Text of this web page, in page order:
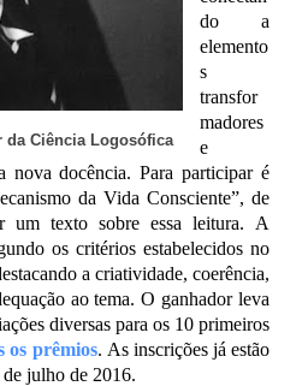
da Ciência Logosófica
do a
elemento
s
transfor
madores
e
nova docência. Para participar é
da Vida Consciente”, de
um texto sobre essa leitura. A
os critérios estabelecidos no
a criatividade, coerência,
ao tema. O ganhador leva
diversas para os 10 primeiros
os prêmios. As inscrições já estão
julho de 2016.